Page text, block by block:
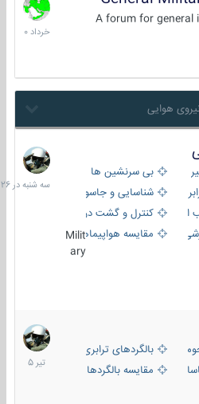
A forum for
خرداد
1400
بی سرنشین ها
شناسایی و جاسوسی
کنترل و گشت دریایی
مقایسه هواپیماهاMilit
ary
سه
شنبه
در
بالگردهای ترابری
مقایسه بالگردها
22
تیر
1405